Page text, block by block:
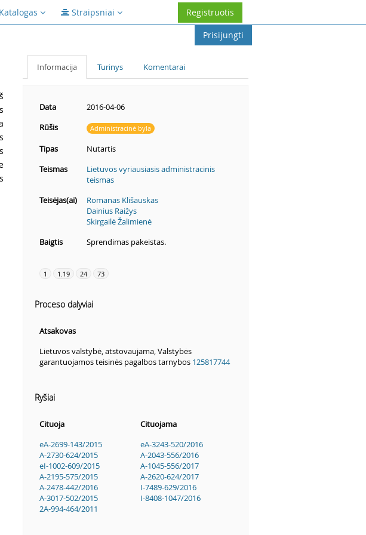
Katalogas Straipsniai
Registruotis
Prisijungti
Informacija Turinys Komentarai
Data
2016-04-06
Rūšis
Administracinė byla
Tipas
Nutartis
Teismas
Lietuvos vyriausiasis administracinis
teismas
Teisėjas(ai)
Romanas Klišauskas
Dainius Raižys
Skirgailė Žalimienė
Baigtis
Sprendimas pakeistas.
1 1.19 24 73
Proceso dalyviai
Atsakovas
Lietuvos valstybė, atstovaujama, Valstybės
garantuojamos teisinės pagalbos tarnybos 125817744
Ryšiai
Cituoja
Cituojama
eA-2699-143/2015
A-2730-624/2015
eI-1002-609/2015
A-2195-575/2015
A-2478-442/2016
A-3017-502/2015
2A-994-464/2011
eA-3243-520/2016
A-2043-556/2016
A-1045-556/2017
A-2620-624/2017
I-7489-629/2016
I-8408-1047/2016